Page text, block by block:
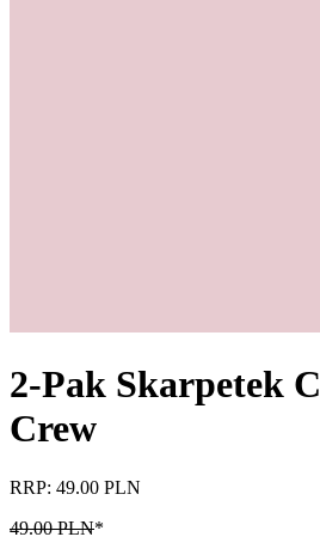
2-Pak Skarpetek
Crew
RRP: 49.00 PLN
49.00 PLN*